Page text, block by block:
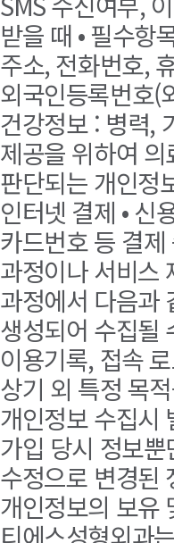
받을 때 • 필수항
주소, 전화번호,
외국인등록번호(
건강정보 : 병력,
제공을 위하여
판단되는 개인정
인터넷 결제 • 신
카드번호 등 결
과정이나 서비스
과정에서 다음과
생성되어 수집될
이용기록, 접속
상기 외 특정 목
개인정보 수집시
가입 당시 정보
수정으로 변경
개인정보의 보유
티에스성형외과